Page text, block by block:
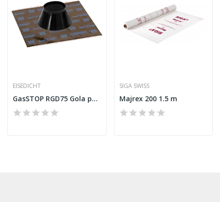
EISEDICHT
GasSTOP RGD75 Gola para tubo
SIGA SWISS
Majrex 200 1.5 m